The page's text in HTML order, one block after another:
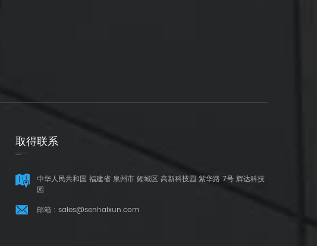
取得联系
中华人民共和国 福建省 泉州市 鲤城区 高新科技园 紫华路 7号 辉达科技
园
邮箱 :sales@senhaixun.com